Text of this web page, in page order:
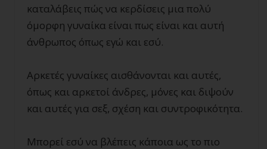
καταλάβεις πώς να κερδίσεις μια πολύ
όμορφη γυναίκα είναι πως είναι και αυτή
άνθρωπος όπως εγώ και εσύ.
Αρκετές γυναίκες αισθάνονται και αυτές,
όπως και αρκετοί άνδρες, μόνες και διψούν
και αυτές για σεξ, σχέση και συντροφικότητα.
Μπορεί εσύ να βλέπεις κάποια ως το πιο